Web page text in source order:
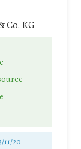
Co. KG
11/20